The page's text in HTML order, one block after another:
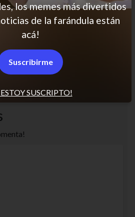
es el primer paso
SUSCRIPTO!
los memes más divertidos
de la farándula están
acá!
Suscribirme